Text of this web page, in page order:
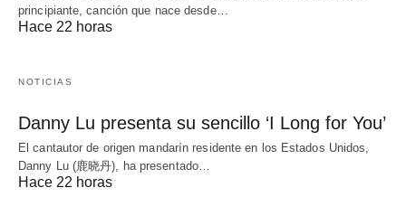
principiante, canción que nace desde…
Hace 22 horas
NOTICIAS
Danny Lu presenta su sencillo ‘I Long for You’
El cantautor de origen mandarín residente en los Estados Unidos,
Danny Lu (鹿晓丹), ha presentado…
Hace 22 horas